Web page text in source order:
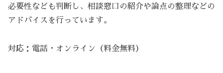
必要性なども判断し、相談窓口の紹介や論点の整理などの
アドバイスを行っています。
対応：電話・オンライン（料金無料）